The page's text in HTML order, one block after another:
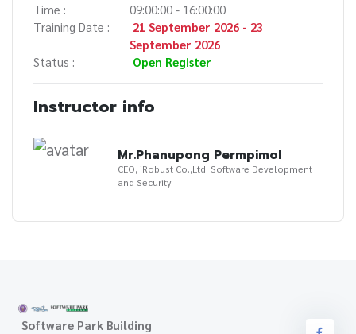
Time :
09:00:00 - 16:00:00
Training Date :
21 September 2026 - 23
September 2026
Status :
Open Register
Instructor info
Mr.Phanupong Permpimol
CEO, iRobust Co.,Ltd. Software Development
and Security
Software Park Building